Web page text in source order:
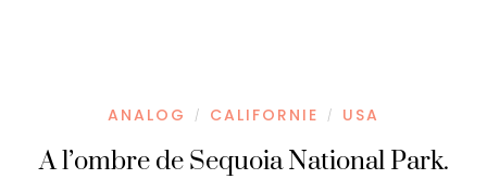
ANALOG / CALIFORNIE / USA
A l’ombre de Sequoia National Park.